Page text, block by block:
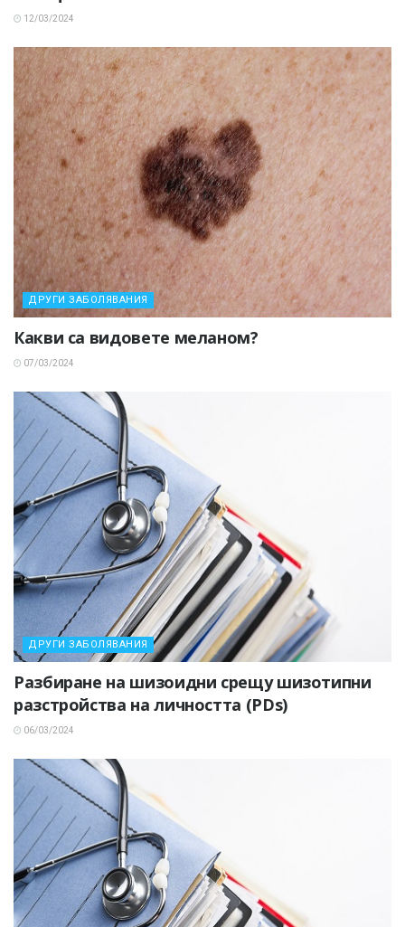
12/03/2024
ДРУГИ ЗАБОЛЯВАНИЯ
Какви са видовете меланом?
07/03/2024
ДРУГИ ЗАБОЛЯВАНИЯ
Разбиране на шизоидни срещу шизотипни
разстройства на личността (PDs)
06/03/2024